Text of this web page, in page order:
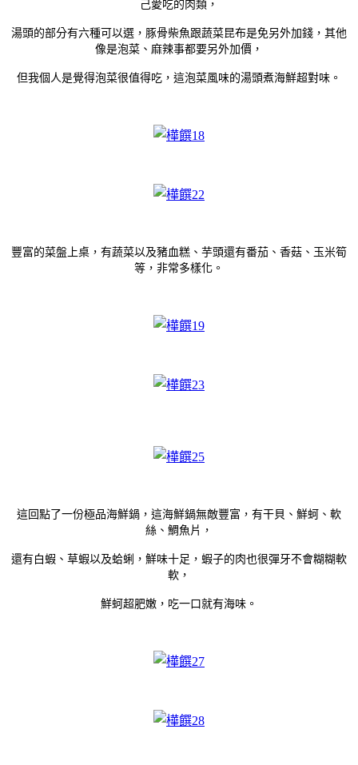
己愛吃的肉類，
湯頭的部分有六種可以選，豚骨柴魚跟蔬菜昆布是免另外加錢，其他
像是泡菜、麻辣事都要另外加價，
但我個人是覺得泡菜很值得吃，這泡菜風味的湯頭煮海鮮超對味。
豐富的菜盤上桌，有蔬菜以及豬血糕、芋頭還有番茄、香菇、玉米筍
等，非常多樣化。
這回點了一份極品海鮮鍋，這海鮮鍋無敵豐富，有干貝、鮮蚵、軟
絲、鯛魚片，
還有白蝦、草蝦以及蛤蜊，鮮味十足，蝦子的肉也很彈牙不會糊糊軟
軟，
鮮蚵超肥嫩，吃一口就有海味。